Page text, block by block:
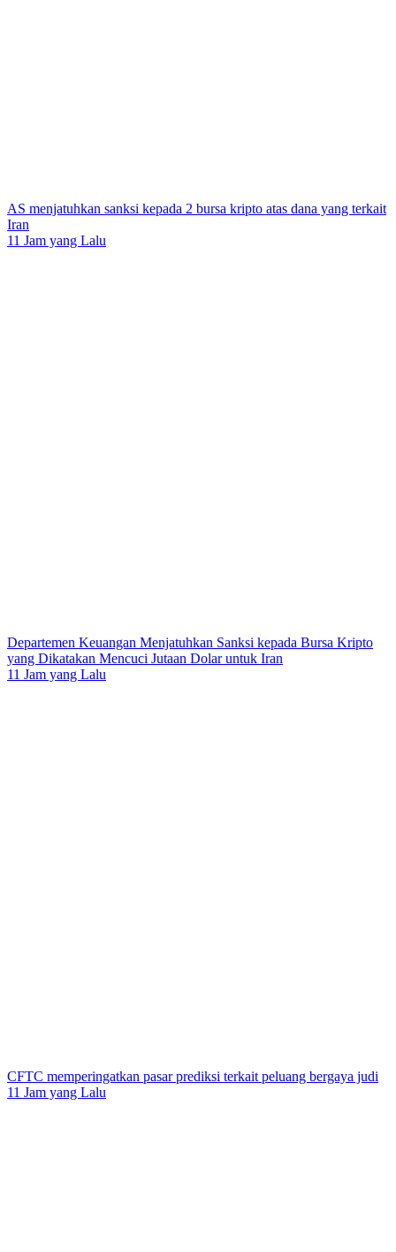
AS menjatuhkan sanksi kepada 2 bursa kripto atas dana yang terkait
Iran
11 Jam yang Lalu
Departemen Keuangan Menjatuhkan Sanksi kepada Bursa Kripto
yang Dikatakan Mencuci Jutaan Dolar untuk Iran
11 Jam yang Lalu
CFTC memperingatkan pasar prediksi terkait peluang bergaya judi
11 Jam yang Lalu